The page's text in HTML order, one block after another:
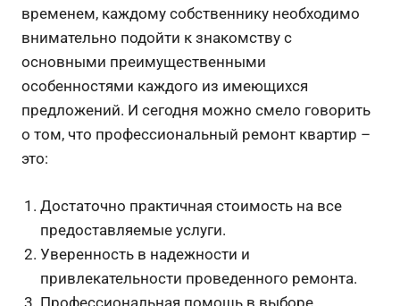
временем, каждому собственнику необходимо
внимательно подойти к знакомству с
основными преимущественными
особенностями каждого из имеющихся
предложений. И сегодня можно смело говорить
о том, что профессиональный ремонт квартир –
это:
Достаточно практичная стоимость на все
предоставляемые услуги.
Уверенность в надежности и
привлекательности проведенного ремонта.
Профессиональная помощь в выборе